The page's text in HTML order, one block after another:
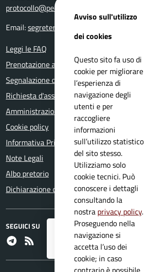
Registrati ai serviziAPP IO
e
aggiornamenti dall'Ente
protocollo@pec.comune.bagolino.bs.it
Email:segreteria@comune.bagolino.bs.it
Leggi le FAQ
Prenotazione appuntamento
Segnalazione disservizio
Richiesta d'assistenza
Amministrazione trasparente
Cookie policy
Informativa Privacy
Note Legali
Albo pretorio
Dichiarazione di accessibilità
SEGUICI SU
Telegram
Avviso sull'utilizzo
dei cookies
Questo sito fa uso di
cookie per migliorare
l’esperienza di
navigazione degli
utenti e per
raccogliere
informazioni
sull’utilizzo statistico
del sito stesso.
Utilizziamo solo
cookie tecnici. Può
conoscere i dettagli
consultando la
nostra privacy policy.
Proseguendo nella
navigazione si
accetta l’uso dei
cookie; in caso